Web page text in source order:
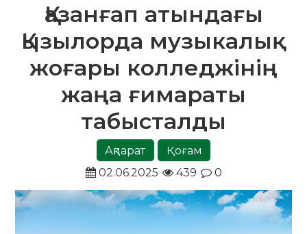
Қазанғап атындағы
Қызылорда музыкалық
жоғары колледжінің
жаңа ғимараты
табысталды
Ақпарат
Қоғам
02.06.2025
439 0